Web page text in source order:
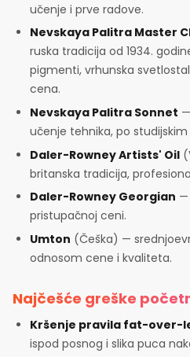
učenje i prve radove.
Nevskaya Palitra Master
ruska tradicija od 1934.
pigmenti, vrhunska
cena.
Nevskaya Palitra Sonnet
učenje tehnika, po
Daler-Rowney Artists' Oil
britanska tradicija,
Daler-Rowney Georgian —
pristupačnoj ceni.
Umton (Češka) —
odnosom cene i kvaliteta.
Najčešće greške
Kršenje pravila fat-over-
ispod posnog i slika puca